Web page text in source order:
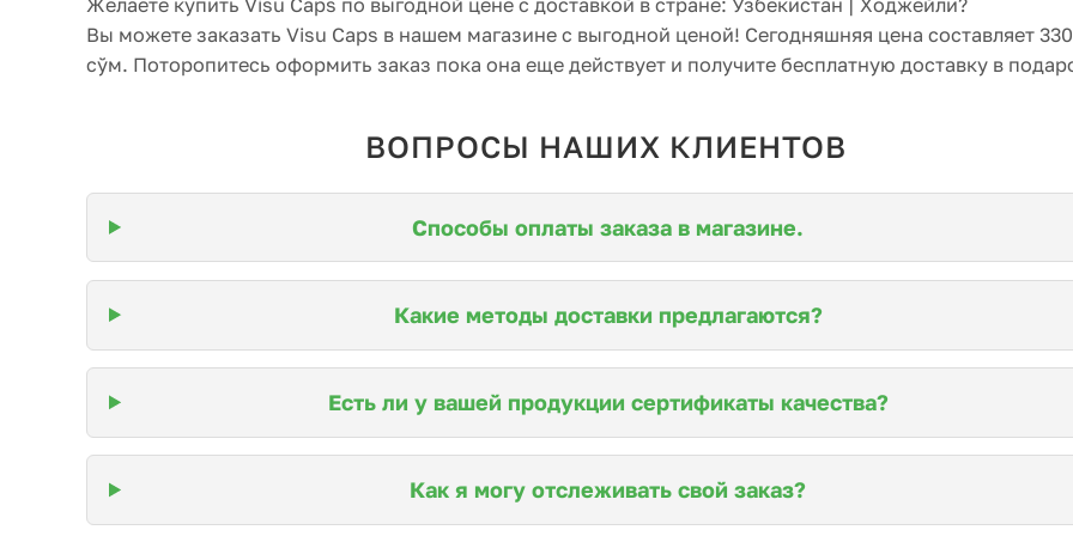
Вы можете заказать Visu Caps в нашем магазине с выгодной ценой! Сегодняшняя цена составляет
сўм. Поторопитесь оформить заказ пока она еще действует и получите бесплатную доставку в
ВОПРОСЫ НАШИХ КЛИЕНТОВ
Способы оплаты заказа в магазине.
Какие методы доставки предлагаются?
Есть ли у вашей продукции сертификаты качества?
Как я могу отслеживать свой заказ?